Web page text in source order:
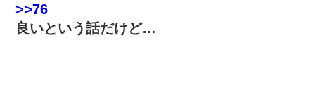
>>76
良いという話だけど…